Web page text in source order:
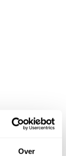
Over